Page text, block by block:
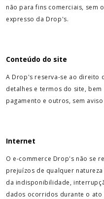
não para fins comerciais, sem
expresso da Drop's.
Conteúdo do site
A Drop's reserva-se ao direito
detalhes e termos do site,
pagamento e outros, sem
Internet
O e-commerce Drop's não se
prejuízos de qualquer
da indisponibilidade,
dados ocorridos durante o